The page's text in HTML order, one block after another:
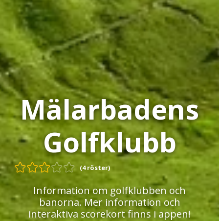
Mälarbadens
Golfklubb
(4 röster)
Information om golfklubben och
banorna. Mer information och
interaktiva scorekort finns i appen!